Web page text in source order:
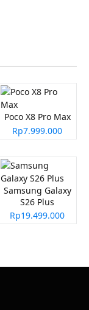
Poco X8 Pro Max
Rp7.999.000
Samsung Galaxy
S26 Plus
Rp19.499.000